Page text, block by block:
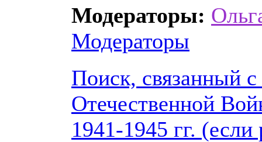
Модераторы:
Модераторы
Поиск, связанный
Отечественной
1941-1945 гг. (если